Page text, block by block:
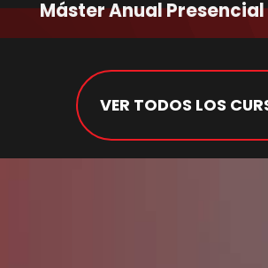
Máster Anual Presencial
VER TODOS LOS